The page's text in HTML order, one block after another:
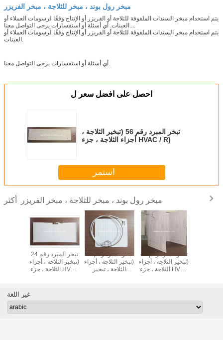
مبخر رول بوند ، مبخر للثلاجة ، مبخر الفريزر
يتم استخدام مبخر السندات الملفوفة للثلاجة أو الفريزر أو الإنتاج وفقًا لرسومات العملاء أو
العينات. أي أسئلة أو استفسارات يرجى التواصل معنا....
يتم استخدام مبخر السندات الملفوفة للثلاجة أو الفريزر أو الإنتاج وفقًا لرسومات العملاء أو
العينات.
أي أسئلة أو استفسارات يرجى التواصل معنا.
احصل على افضل سعر ل
تبخر المبرد رقم 56 (تبخير الثلاجة ،
أجزاء الثلاجة ، جزء HVAC / R)
استمر
مبخر رول بوند ، مبخر للثلاجة ، مبخر الفريزر
تبخر المبرد رقم 24
(تبخير الثلاجة ، أجزاء
الثلاجة ، جزء HVAC
تبخر المبرد رقم 27
(تبخير الثلاجة ، أجزاء
الثلاجة ، تبخير
تبخر المبرد رقم 48
(تبخير الثلاجة ، أجزاء
الثلاجة ، جزء HVAC
غير اللغة